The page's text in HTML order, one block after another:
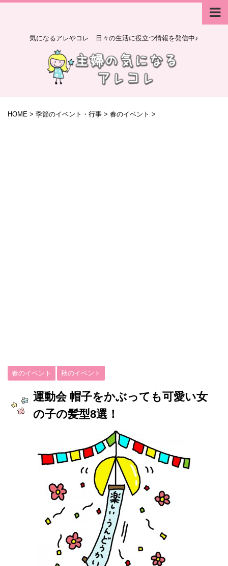
気になるアレやコレ 日々の生活に役立つ情報を発信中♪
HOME > 季節のイベント・行事 > 春のイベント >
春のイベント 秋のイベント
運動会 帽子をかぶっても可愛い女
の子の髪型8選！